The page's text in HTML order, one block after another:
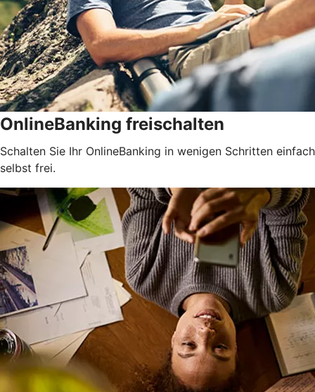
OnlineBanking freischalten
Schalten Sie Ihr OnlineBanking in wenigen Schritten einfach
selbst frei.